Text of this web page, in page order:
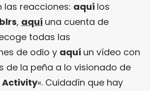
reacciones: aquí los
, aquí una cuenta de
todas las
de odio y aquí un vídeo con
de la peña a lo visionado de
Activity«. Cuidadín que hay